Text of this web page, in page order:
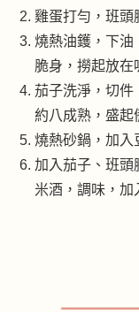
雞蛋打勻，班頭
燒熱油鑊，下油
脆身，撈起放在
茄子洗淨，切件
約八成熟，盛起
燒熱砂鍋，加入
加入茄子、班頭
米酒，調味，加